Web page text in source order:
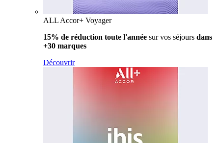
ALL Accor+ Voyager
15% de réduction toute l'année sur vos séjours dans
+30 marques
Découvrir